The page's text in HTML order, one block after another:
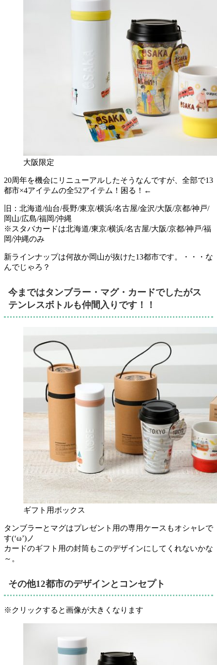
大阪限定
20周年を機会にリニューアルしたそうなんですが、全部で13
都市×4アイテムの全52アイテム！困る！←
旧：北海道/仙台/長野/東京/横浜/名古屋/金沢/大阪/京都/神戸/
岡山/広島/福岡/沖縄
※スタバカードは北海道/東京/横浜/名古屋/大阪/京都/神戸/福
岡/沖縄のみ
新ラインナップは何故か岡山が抜けた13都市です。・・・な
んでじゃろ？
今まではタンブラー・マグ・カードでしたがス
テンレスボトルも仲間入りです！！
ギフト用ボックス
タンブラーとマグはプレゼント用の専用ケースもオシャレで
す(‘ω’)ノ
カードのギフト用の封筒もこのデザインにしてくれないかな
～。
その他12都市のデザインとコンセプト
※クリックすると画像が大きくなります